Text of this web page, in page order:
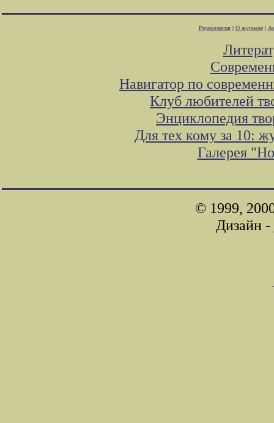
Редколлегия| О журнале|
Навигатор по
Клуб любителей
Энциклопедия
Для тех кому за 10:
Галерея
© 1999,
Дизайн -